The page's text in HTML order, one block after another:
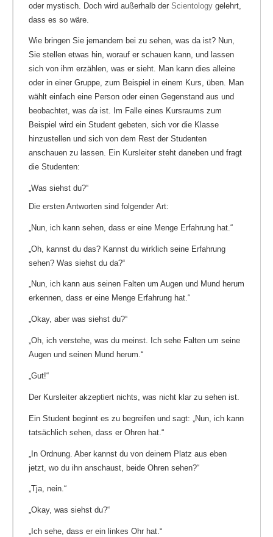
oder mystisch. Doch wird außerhalb der Scientology gelehrt,
dass es so wäre.
Wie bringen Sie jemandem bei zu sehen, was da ist? Nun,
Sie stellen etwas hin, worauf er schauen kann, und lassen
sich von ihm erzählen, was er sieht. Man kann dies alleine
oder in einer Gruppe, zum Beispiel in einem Kurs, üben. Man
wählt einfach eine Person oder einen Gegenstand aus und
beobachtet, was da ist. Im Falle eines Kursraums zum
Beispiel wird ein Student gebeten, sich vor die Klasse
hinzustellen und sich von dem Rest der Studenten
anschauen zu lassen. Ein Kursleiter steht daneben und fragt
die Studenten:
„Was siehst du?“
Die ersten Antworten sind folgender Art:
„Nun, ich kann sehen, dass er eine Menge Erfahrung hat.“
„Oh, kannst du das? Kannst du wirklich seine Erfahrung
sehen? Was siehst du da?“
„Nun, ich kann aus seinen Falten um Augen und Mund herum
erkennen, dass er eine Menge Erfahrung hat.“
„Okay, aber was siehst du?“
„Oh, ich verstehe, was du meinst. Ich sehe Falten um seine
Augen und seinen Mund herum.“
„Gut!“
Der Kursleiter akzeptiert nichts, was nicht klar zu sehen ist.
Ein Student beginnt es zu begreifen und sagt: „Nun, ich kann
tatsächlich sehen, dass er Ohren hat.“
„In Ordnung. Aber kannst du von deinem Platz aus eben
jetzt, wo du ihn anschaust, beide Ohren sehen?“
„Tja, nein.“
„Okay, was siehst du?“
„Ich sehe, dass er ein linkes Ohr hat.“